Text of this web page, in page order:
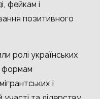
фейкам і
позитивного
ролі українських
формам
і